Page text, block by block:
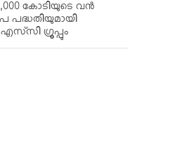
കോടിയുടെ വന്‍
പദ്ധതിയുമായി
ഗ്രൂപ്പും